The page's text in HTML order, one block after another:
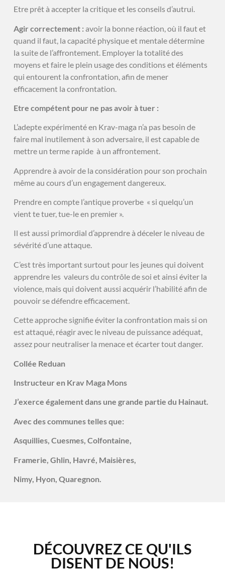
Etre prêt à accepter la critique et les conseils d’autrui.
Agir correctement : avoir la bonne réaction, où il faut et
quand il faut, la capacité physique et mentale détermine
la suite de l’affrontement. Employer la totalité des
moyens et faire le plein usage des conditions et éléments
qui entourent la confrontation, afin de mener
efficacement la confrontation.
Etre compétent pour ne pas avoir à tuer :
L’adepte expérimenté en Krav-maga n’a pas besoin de
faire mal inutilement à son adversaire, il est capable de
mettre un terme rapide à un affrontement.
Apprendre à avoir de la considération pour son prochain
même au cours d’un engagement dangereux.
Prendre en compte l’antique proverbe « si quelqu’un
vient te tuer, tue-le en premier ».
Il est aussi primordial d’apprendre à déceler le niveau de
sévérité d’une attaque.
C’est très important surtout pour les jeunes qui doivent
apprendre les valeurs du contrôle de soi et ainsi éviter la
violence, mais qui doivent aussi acquérir l’habilité afin de
pouvoir se défendre efficacement.
Cette approche signifie éviter la confrontation mais si on
est attaqué, réagir avec le niveau de puissance adéquat,
assez pour neutraliser la menace et écarter tout danger.
Collée Reduan
Instructeur en Krav Maga Mons
J’exerce également dans une grande partie du Hainaut.
Avec des communes telles que:
Asquillies, Cuesmes, Colfontaine,
Framerie, Ghlin, Havré, Maisières,
Nimy, Hyon, Quaregnon.
DÉCOUVREZ CE QU'ILS
DISENT DE NOUS!